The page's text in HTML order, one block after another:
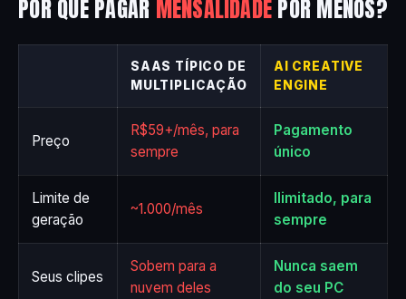
POR QUE PAGAR MENSALIDADEPOR MENOS?
SAAS TÍPICO DE
MULTIPLICAÇÃO
AI CREATIVE
ENGINE
Preço
R$59+/mês, para
sempre
Pagamento
único
Limite de
geração
~1.000/mês
Ilimitado, para
sempre
Seus clipes
Sobem para a
nuvem deles
Nunca saem
do seu PC